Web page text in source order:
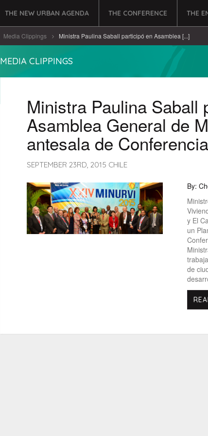
THE NEW URBAN AGENDA THE CONFERENCE THE
Media Clippings Ministra Paulina Saball participó en Asamblea [...]
MEDIA CLIPPINGS
Ministra Paulina Saball
Asamblea General de
antesala de
SEPTEMBER 23RD, 2015 CHILE
By:
y El
un
de